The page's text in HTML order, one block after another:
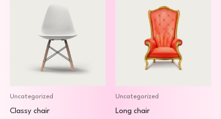
Uncategorized
Classy chair
Uncategorized
Long chair